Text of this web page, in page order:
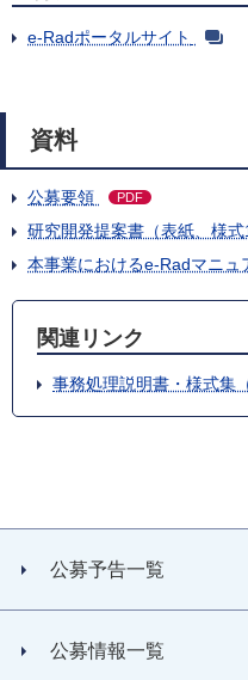
e-Radポータルサイト
資料
公募要領 PDF
研究開発提案書（表紙、様式
本事業におけるe-Radマニュ
関連リンク
事務処理説明書・様式集
公募予告一覧
公募情報一覧